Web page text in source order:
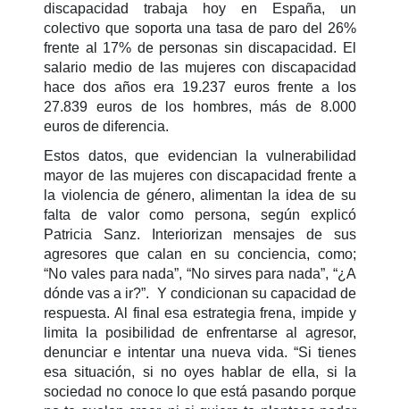
discapacidad trabaja hoy en España, un
colectivo que soporta una tasa de paro del 26%
frente al 17% de personas sin discapacidad. El
salario medio de las mujeres con discapacidad
hace dos años era 19.237 euros frente a los
27.839 euros de los hombres, más de 8.000
euros de diferencia.
Estos datos, que evidencian la vulnerabilidad
mayor de las mujeres con discapacidad frente a
la violencia de género, alimentan la idea de su
falta de valor como persona, según explicó
Patricia Sanz. Interiorizan mensajes de sus
agresores que calan en su conciencia, como;
“No vales para nada”, “No sirves para nada”, “¿A
dónde vas a ir?”. Y condicionan su capacidad de
respuesta. Al final esa estrategia frena, impide y
limita la posibilidad de enfrentarse al agresor,
denunciar e intentar una nueva vida. “Si tienes
esa situación, si no oyes hablar de ella, si la
sociedad no conoce lo que está pasando porque